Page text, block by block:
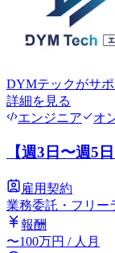
DYMテックがサ
詳細を見る
エンジニア
オ
【週3日〜週5
雇用契約
業務委託・フリー
報酬
〜100万円 / 人月